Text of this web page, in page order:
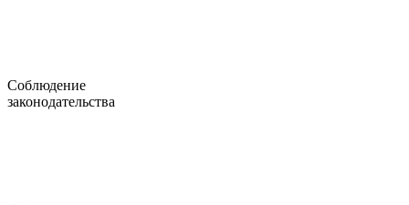
Соблюдение
законодательства